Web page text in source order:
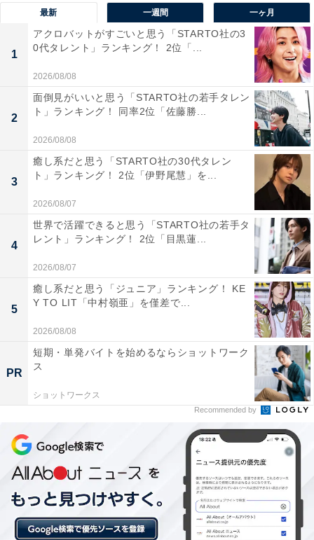
ているから」（20代女性／岡山県）や「サブスクなどで
配信されている内容で満足しているから」（30代女性／
東京都）などのコメントからも分かるように、YouTube
やサブスクリプションを活用した少額のお金でできる推
し活も活発なようです。
また、「グッズを集めようと思ったら延々に集めてしま
いそうなので自分を規制しています」（40代女性／広島
県）といった、推し活を自制しているという意見も見ら
れました。
沼にハマる人は月20万円以上使っている!?
中には少数ながら、推し活に月20万円以上使っている人
もいました。「CDにシリアルがついており、それで色ん
なイベントに応募出来るから」（20代女性／山口県）の
最新 一週間 一ヶ月
1
アクロバットがすごいと思う「STARTO社の3
0代タレント」ランキング！ 2位「...
2026/08/08
2
面倒見がいいと思う「STARTO社の若手タレン
ト」ランキング！ 同率2位「佐藤勝...
2026/08/08
3
癒し系だと思う「STARTO社の30代タレン
ト」ランキング！ 2位「伊野尾慧」を...
2026/08/07
4
世界で活躍できると思う「STARTO社の若手タ
レント」ランキング！ 2位「目黒蓮...
2026/08/07
5
癒し系だと思う「ジュニア」ランキング！ KE
Y TO LIT「中村嶺亜」を僅差で...
2026/08/08
PR
短期・単発バイトを始めるならショットワーク
ス
ショットワークス
Recommended by